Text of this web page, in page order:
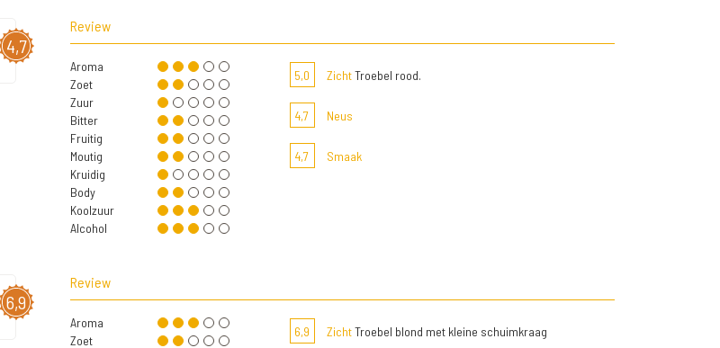
4,7
Review
Aroma
Zoet
Zuur
Bitter
Fruitig
Moutig
Kruidig
Body
Koolzuur
Alcohol
5,0 ZichtTroebel rood.
4,7 Neus
4,7 Smaak
6,9
Review
Aroma
Zoet
6,9 ZichtTroebel blond met kleine schuimkraag